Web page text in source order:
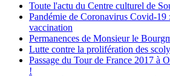
Toute l'actu du Centre culturel de
Pandémie de Coronavirus Covid-19
vaccination
Permanences de Monsieur le
Lutte contre la prolifération des
Passage du Tour de France 2017 à
!